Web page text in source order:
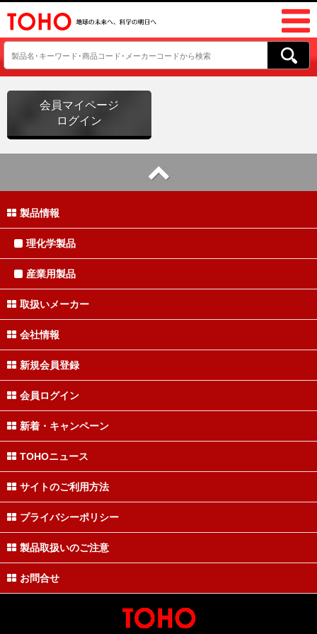
会員マイページ
ログイン
製品情報
理化学製品
産業用製品
取扱いメーカー
会社情報
新規会員登録
会員ログイン
新着・キャンペーン
TOHOニュース
サイトのご利用方法
プライバシーポリシー
製品取扱いのご注意
お問合せ